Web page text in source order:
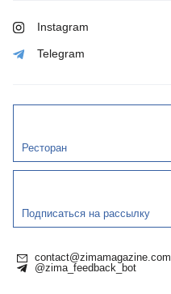
Instagram
Telegram
Ресторан
Подписаться на рассылку
contact@zimamagazine.com
@zima_feedback_bot